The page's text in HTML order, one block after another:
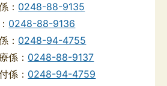
： 0248-88-9135
0248-88-9136
： 0248-94-4755
係： 0248-88-9137
係： 0248-94-4759